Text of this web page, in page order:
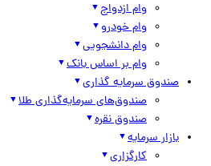
وام ازدواج
وام خودرو
وام دانشجویی
وام بر اساس بانک
صندوق سرمایه گذاری
صندوق‌های سرمایه‌گذاری طلا
صندوق نقره
بازار سرمایه
کارگزاری